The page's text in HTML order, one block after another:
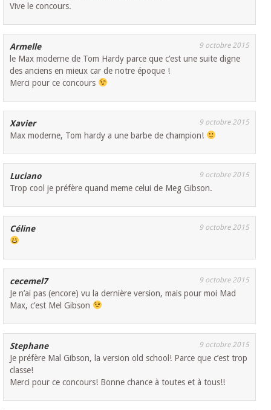
Vive le concours.
Armelle 9 octobre 2015
le Max moderne de Tom Hardy parce que c’est une suite digne
des anciens en mieux car de notre époque !
Merci pour ce concours
Xavier 9 octobre 2015
Max moderne, Tom hardy a une barbe de champion!
Luciano 9 octobre 2015
Trop cool je préfère quand meme celui de Meg Gibson.
Céline 9 octobre 2015
cecemel7 9 octobre 2015
Je n’ai pas (encore) vu la dernière version, mais pour moi Mad
Max, c’est Mel Gibson
Stephane 9 octobre 2015
Je préfère Mal Gibson, la version old school! Parce que c’est trop
classe!
Merci pour ce concours! Bonne chance à toutes et à tous!!